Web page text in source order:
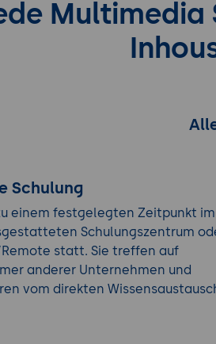
Multimedia
Schulung
einem festgelegten Zeitpunkt im
Schulungszentrum
statt. Sie treffen auf
anderer Unternehmen und
vom direkten